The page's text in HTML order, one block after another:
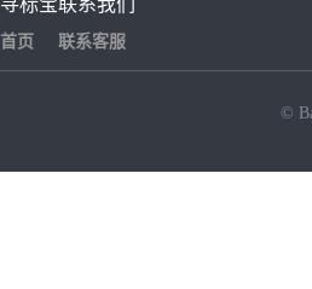
寻标宝
首页
联系我们
联系客服
©